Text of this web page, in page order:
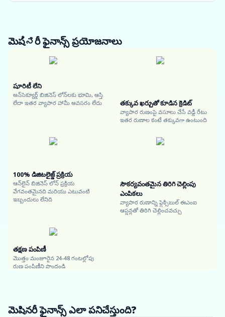
మెషಿನరీ ఫైనాన్స్ప్రయోజనాలు
షూరిటీ లేని
అన్‌సెక్యూర్డ్ బిజినెస్ లోన్‌లకు భూమి, ఆస్తి
లేదా ఇతర వ్యాపార హామీ అవసరం లేదు
తక్కువ ఖర్చుతో కూడిన క్రెడిట్
వ్యాపార రుణంపై వసూలు చేసే వడ్డీ రేటు
ఇతర రుణాల కంటే తక్కువగా ఉంటుంది
100% డిజిటలైజ్డ్ ప్రక్రియ
ఆన్‌లైన్ బిజినెస్ లోన్ ప్రక్రియ
వేగవంతమైనది మరియు ఎటువంటి
ఇబ్బందులు లేనిది
సౌకర్యవంతమైన తిరిగి చెల్లింపు
ఎంపికలు
వ్యాపార రుణాన్ని ఫ్లెక్సిబుల్ ఈఎంఐ
ఆప్షన్లతో తిరిగి చెల్లించవచ్చు
తక్షణ పంపిణీ
మొత్తం మంజూరైన 24-48 గంటల్లోపు
రుణ పంపిణీని పొందండి
మెషినరీ ఫైనాన్స్ ఎలా పనిచేస్తుంది?